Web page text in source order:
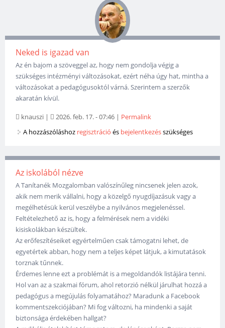
Neked is igazad van
Az én bajom a szöveggel az, hogy nem gondolja végig a
szükséges intézményi változásokat, ezért néha úgy hat, mintha a
változásokat a pedagógusoktól várná. Szerintem a szerzők
akaratán kívül.
knauszi | 2026. feb. 17. - 07:46 | Permalink
A hozzászóláshoz regisztráció és bejelentkezésszükséges
Az iskolából nézve
A Tanítanék Mozgalomban valószínűleg nincsenek jelen azok,
akik nem merik vállalni, hogy a közelgő nyugdíjazásuk vagy a
megélhetésük kerül veszélybe a nyilvános megjelenéssel.
Feltételezhető az is, hogy a felmérések nem a vidéki
kisiskolákban készültek.
Az erőfeszítéseiket egyértelműen csak támogatni lehet, de
egyetértek abban, hogy nem a teljes képet látjuk, a kimutatások
torznak tűnnek.
Érdemes lenne ezt a problémát is a megoldandók listájára tenni.
Hol van az a szakmai fórum, ahol retorzió nélkül járulhat hozzá a
pedagógus a megújulás folyamatához? Maradunk a Facebook
kommentszekciójában? Mi fog változni, ha mindenki a saját
biztonsága érdekében hallgat?